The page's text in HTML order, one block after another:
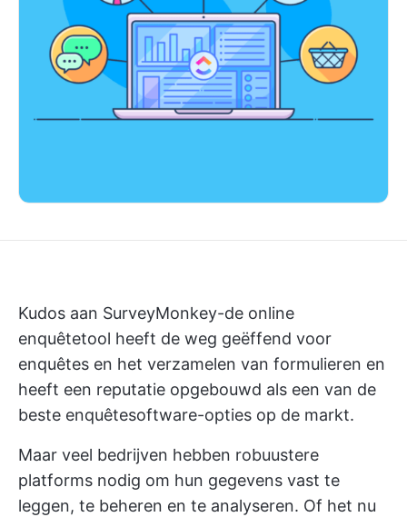
Kudos aan SurveyMonkey-de online
enquêtetool heeft de weg geëffend voor
enquêtes en het verzamelen van formulieren en
heeft een reputatie opgebouwd als een van de
beste enquêtesoftware-opties op de markt.
Maar veel bedrijven hebben robuustere
platforms nodig om hun gegevens vast te
leggen, te beheren en te analyseren. Of het nu